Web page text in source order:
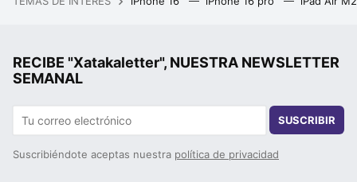
RECIBE "Xatakaletter", NUESTRA NEWSLETTER
SEMANAL
SUSCRIBIR
Suscribiéndote aceptas nuestra política de privacidad